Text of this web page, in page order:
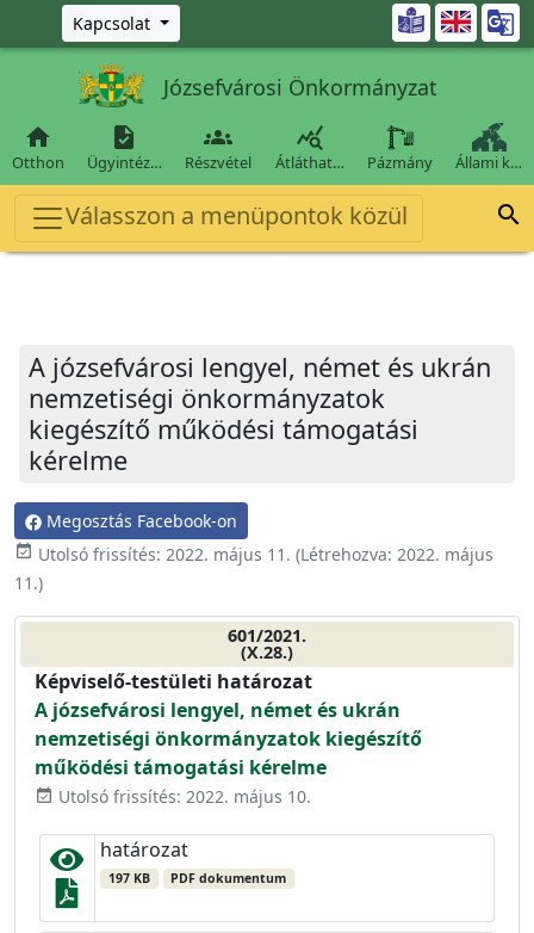
Ugrás a fő tartalomra
Kapcsolat 
Józsefvárosi Önkormányzat

Otthon

Ügyintéz…

Részvétel

Átláthat… Pázmány Állami k…
Válasszon a menüpontok közül 
A józsefvárosi lengyel, német és ukrán
nemzetiségi önkormányzatok
kiegészítő működési támogatási
kérelme
Megosztás Facebook-on
event_available Utolsó frissítés: 2022. május 11. (Létrehozva: 2022. május
11.)
601/2021.
(X.28.)
Képviselő-testületi határozat
A józsefvárosi lengyel, német és ukrán
nemzetiségi önkormányzatok kiegészítő
működési támogatási kérelme
event_available Utolsó frissítés: 2022. május 10.
határozat
197 KB PDF dokumentum